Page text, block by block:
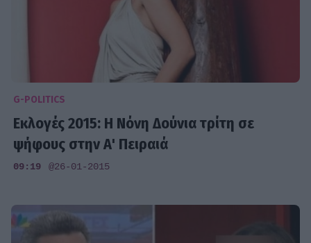
G-POLITICS
Εκλογές 2015: Η Νόνη Δούνια τρίτη σε
ψήφους στην Α' Πειραιά
09:19 @26-01-2015